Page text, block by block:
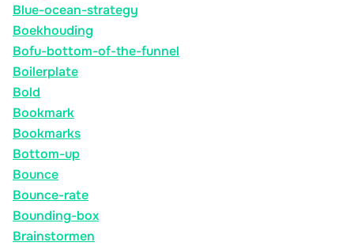
Blue-ocean-strategy
Boekhouding
Bofu-bottom-of-the-funnel
Boilerplate
Bold
Bookmark
Bookmarks
Bottom-up
Bounce
Bounce-rate
Bounding-box
Brainstormen